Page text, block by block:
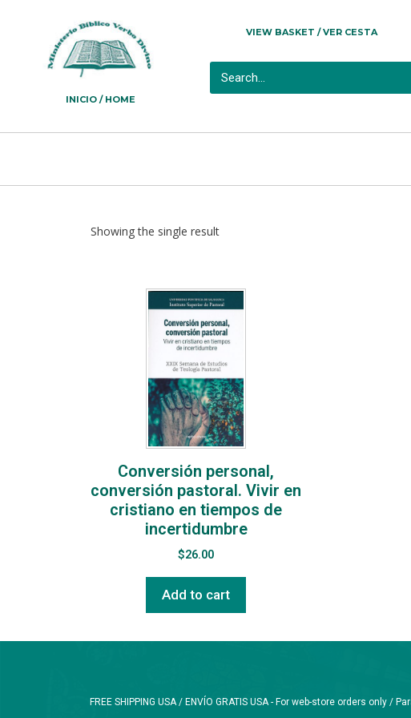
INICIO / HOME
VIEW BASKET / VER CESTA
Showing the single result
Conversión personal,
conversión pastoral. Vivir en
cristiano en tiempos de
incertidumbre
$26.00
Add to cart
FREE SHIPPING USA / ENVÍO GRATIS USA - For web-store orders only /